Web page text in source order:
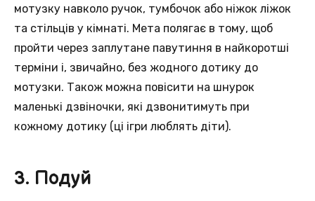
мотузку навколо ручок, тумбочок або ніжок ліжок
та стільців у кімнаті. Мета полягає в тому, щоб
пройти через заплутане павутиння в найкоротші
терміни і, звичайно, без жодного дотику до
мотузки. Також можна повісити на шнурок
маленькі дзвіночки, які дзвонитимуть при
кожному дотику (ці ігри люблять діти).
3. Подуй